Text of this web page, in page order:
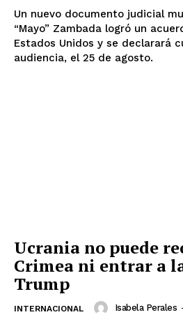
Un nuevo documento judicial
“Mayo” Zambada logró un
Estados Unidos y se declarará
audiencia, el 25 de agosto.
Ucrania no puede
Crimea ni entrar a
Trump
INTERNACIONAL Isabela Perales